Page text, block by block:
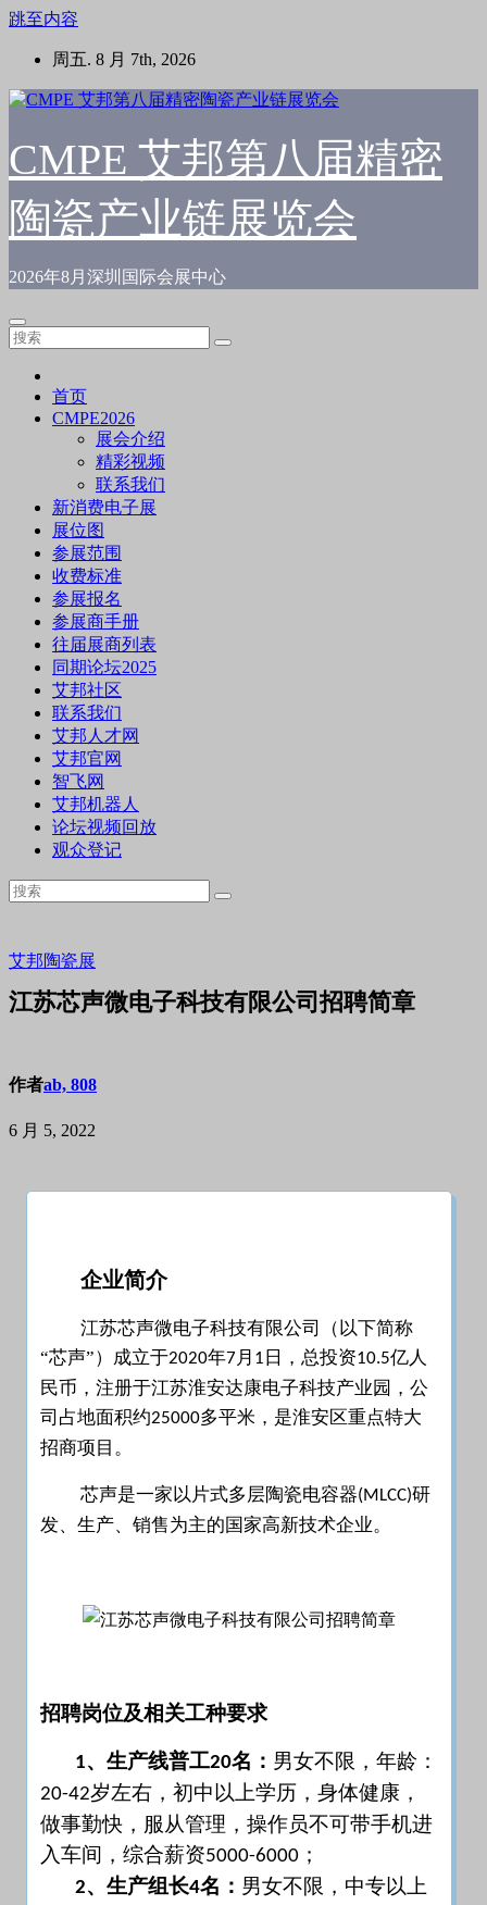
跳至内容
周五. 8 月 7th, 2026
CMPE 艾邦第八届精密
陶瓷产业链展览会
2026年8月深圳国际会展中心
首页
CMPE2026
展会介绍
精彩视频
联系我们
新消费电子展
展位图
参展范围
收费标准
参展报名
参展商手册
往届展商列表
同期论坛2025
艾邦社区
联系我们
艾邦人才网
艾邦官网
智飞网
艾邦机器人
论坛视频回放
观众登记
艾邦陶瓷展
江苏芯声微电子科技有限公司招聘简章
作者ab, 808
6 月 5, 2022
企业简介
江苏芯声微电子科技有限公司（以下简称
“芯声”）成立于2020年7 月 1 日，总投资10.5亿人
民币，注册于江苏淮安达康电子科技产业园，公
司占地面积约25000多平米，是淮安区重点特大
招商项目。
芯声是一家以片式多层陶瓷电容器(MLCC)研
发、生产、销售为主的国家高新技术企业。
招聘岗位及相关工种要求
1、 生产线普工20名 ： 男女不限，年龄：
20-42岁左右，初中以上学历，身体健康，
做事勤快，服从管理，操作员不可带手机进
入车间，综合薪资5000-6000 ；
2、生产组长4名： 男女不限，中专以上